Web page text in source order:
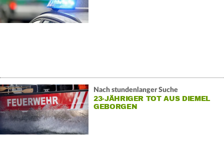
Nach stundenlanger Suche
23-JÄHRIGER TOT AUS DIEMEL
GEBORGEN